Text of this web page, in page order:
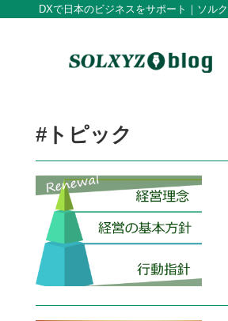
DXで日本のビジネスをサポート｜ソル
#トピック